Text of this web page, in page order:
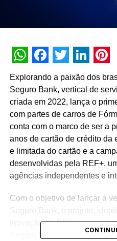
WhatsApp
Facebook
Twitter
Explorando a paixão dos
Seguro Bank, vertical de
criada em 2022, lança o
com partes de carros de
conta com o marco de ser a
anos de cartão de crédito da
e limitada do cartão e a
desenvolvidas pela REF+,
agências independentes e
Com o objetivo de lançar a
Seguro Bank, o projeto,
inovação da REF+, uniu o
Seguro Bank ao Grande